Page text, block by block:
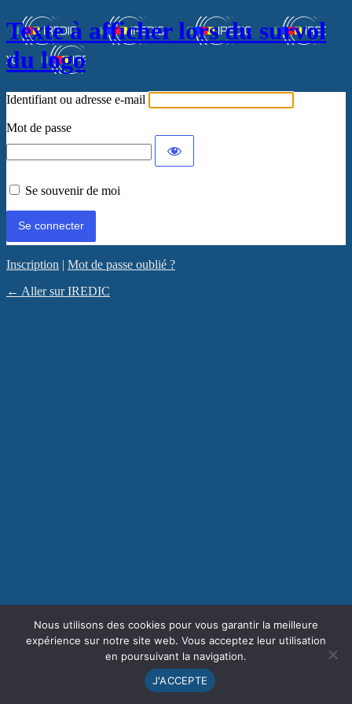
Texte à afficher lors du survol
du logo
Identifiant ou adresse e-mail
Mot de passe
Se souvenir de moi
Inscription | Mot de passe oublié ?
← Aller sur IREDIC
Nous utilisons des cookies pour vous garantir la meilleure
expérience sur notre site web. Vous acceptez leur utilisation
en poursuivant la navigation.
J'ACCEPTE